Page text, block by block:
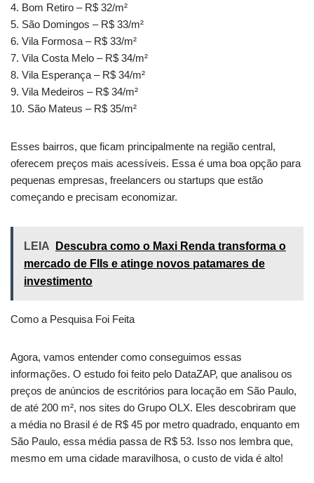
4. Bom Retiro – R$ 32/m²
5. São Domingos – R$ 33/m²
6. Vila Formosa – R$ 33/m²
7. Vila Costa Melo – R$ 34/m²
8. Vila Esperança – R$ 34/m²
9. Vila Medeiros – R$ 34/m²
10. São Mateus – R$ 35/m²
Esses bairros, que ficam principalmente na região central,
oferecem preços mais acessíveis. Essa é uma boa opção para
pequenas empresas, freelancers ou startups que estão
começando e precisam economizar.
LEIA
Descubra como o Maxi Renda transforma o
mercado de FIIs e atinge novos patamares de
investimento
Como a Pesquisa Foi Feita
Agora, vamos entender como conseguimos essas
informações. O estudo foi feito pelo DataZAP, que analisou os
preços de anúncios de escritórios para locação em São Paulo,
de até 200 m², nos sites do Grupo OLX. Eles descobriram que
a média no Brasil é de R$ 45 por metro quadrado, enquanto em
São Paulo, essa média passa de R$ 53. Isso nos lembra que,
mesmo em uma cidade maravilhosa, o custo de vida é alto!